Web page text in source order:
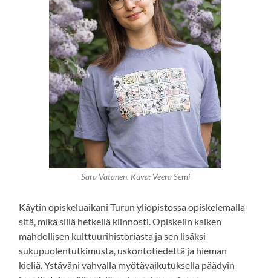
Sara Vatanen. Kuva: Veera Semi
Käytin opiskeluaikani Turun yliopistossa opiskelemalla
sitä, mikä sillä hetkellä kiinnosti. Opiskelin kaiken
mahdollisen kulttuurihistoriasta ja sen lisäksi
sukupuolentutkimusta, uskontotiedettä ja hieman
kieliä. Ystäväni vahvalla myötävaikutuksella päädyin